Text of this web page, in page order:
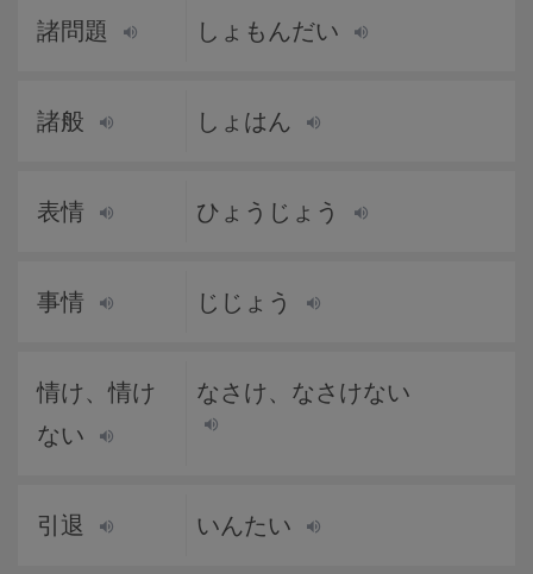
諸問題 しょもんだい
諸般 しょはん
表情 ひょうじょう
事情 じじょう
情け、情け
ない
なさけ、なさけない
引退 いんたい